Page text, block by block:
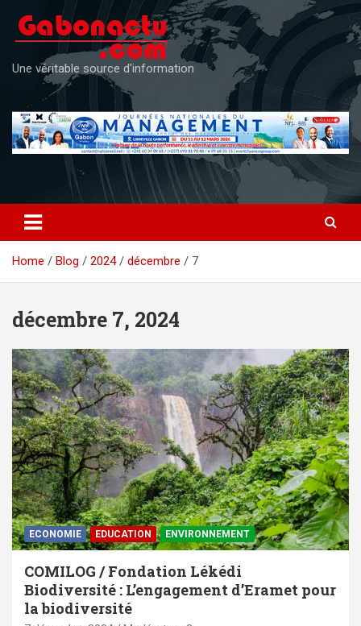
content
Une véritable source d'information
Home Blog 2024 décembre 7
décembre 7, 2024
ECONOMIE EDUCATION ENVIRONNEMENT
COMILOG / Fondation Lékédi
Biodiversité : L’engagement d’Eramet pour
la biodiversité